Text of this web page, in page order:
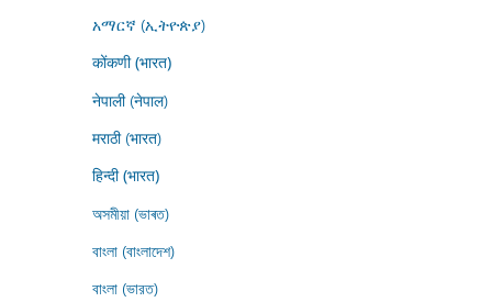
አማርኛ (ኢትዮጵያ)
कोंकणी (भारत)
नेपाली (नेपाल)
मराठी (भारत)
हिन्दी (भारत)
অসমীয়া (ভাৰত)
বাংলা (বাংলাদেশ)
বাংলা (ভারত)